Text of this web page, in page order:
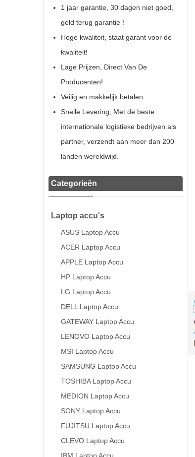
1 jaar garantie, 30 dagen niet goed,
geld terug garantie !
Hoge kwaliteit, staat garant voor de
kwaliteit!
Lage Prijzen, Direct Van De
Producenten!
Veilig en makkelijk betalen
Snelle Levering, Met de beste
internationale logistieke bedrijven als
partner, verzendt aan meer dan 200
landen wereldwijd.
Categorieën
Laptop accu's
ASUS Laptop Accu
ACER Laptop Accu
APPLE Laptop Accu
HP Laptop Accu
LG Laptop Accu
DELL Laptop Accu
GATEWAY Laptop Accu
LENOVO Laptop Accu
MSI Laptop Accu
SAMSUNG Laptop Accu
TOSHIBA Laptop Accu
MEDION Laptop Accu
SONY Laptop Accu
FUJITSU Laptop Accu
CLEVO Laptop Accu